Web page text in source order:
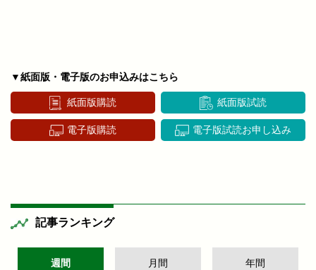
▼紙面版・電子版のお申込みはこちら
紙面版購読 紙面版試読
電子版購読 電子版試読お申し込み
記事ランキング
週間 月間 年間